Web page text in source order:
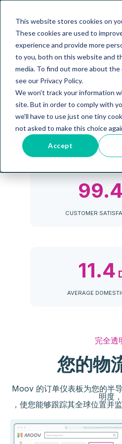
This website stores cookies on
These cookies are used to
experience and provide more
to you, both on this website and
media. To find out more about the
see our Privacy Policy.
We won't track your information
site. But in order to comply with
we'll have to use just one tiny
not asked to make this choice
Accept
Sell
Buy
Services
Logistics
Browse all equipment
Exclusives
Inventory
View All Exclusive
#业界第一
我们拥有一支出色的物流团队
半导体设备运送到任何地点，
的服务。
联系我们的团队
CUSTOMER
11.4
AVERAGE
完全透
您的物
Moov 的订单仪表板为您的半
明度，
，使您能够跟踪其全球位置并